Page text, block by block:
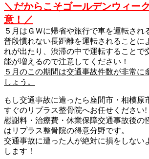
＼だからこそゴールデンウィー
意！／
５月はＧＷに帰省や旅行で車を運転され
普段慣れない長距離を運転されることに
れが出たり、渋滞の中で運転することで
能が増えるので注意してください！
５月のこの期間は交通事故件数が非常に
しょう。
もし交通事故に遭ったら座間市・相模原
すぐのリプラス整骨院へお任せください!
慰謝料・治療費・休業保障交通事故後の
はリプラス整骨院の得意分野です。
交通事故に遭った人が絶対に損をしない
します！